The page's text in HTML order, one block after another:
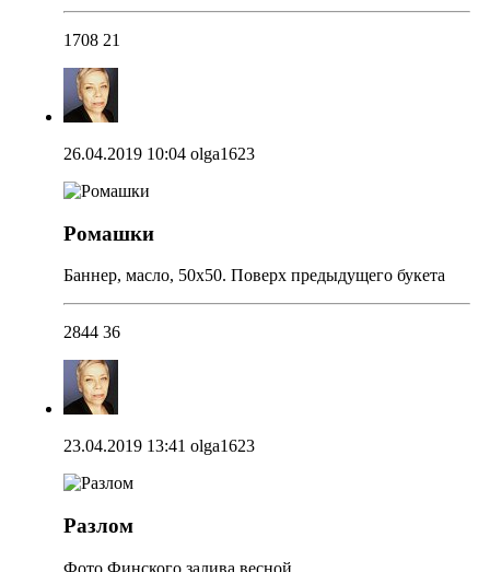
1708 21
26.04.2019 10:04 olga1623
Ромашки
Баннер, масло, 50х50. Поверх предыдущего букета
2844 36
23.04.2019 13:41 olga1623
Разлом
Фото Финского залива весной